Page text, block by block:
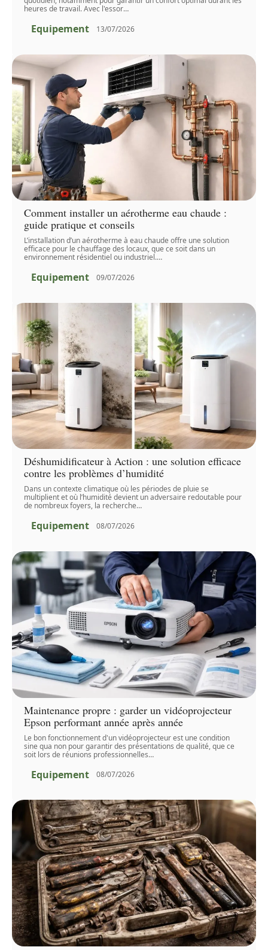
heures de travail. Avec l'essor…
Equipement 13/07/2026
Comment installer un aérotherme eau chaude :
guide pratique et conseils
L’installation d’un aérotherme à eau chaude offre une solution
efficace pour le chauffage des locaux, que ce soit dans un
environnement résidentiel ou industriel.…
Equipement 09/07/2026
Déshumidificateur à Action : une solution efficace
contre les problèmes d’humidité
Dans un contexte climatique où les périodes de pluie se
multiplient et où l’humidité devient un adversaire redoutable pour
de nombreux foyers, la recherche…
Equipement 08/07/2026
Maintenance propre : garder un vidéoprojecteur
Epson performant année après année
Le bon fonctionnement d'un vidéoprojecteur est une condition
sine qua non pour garantir des présentations de qualité, que ce
soit lors de réunions professionnelles…
Equipement 08/07/2026